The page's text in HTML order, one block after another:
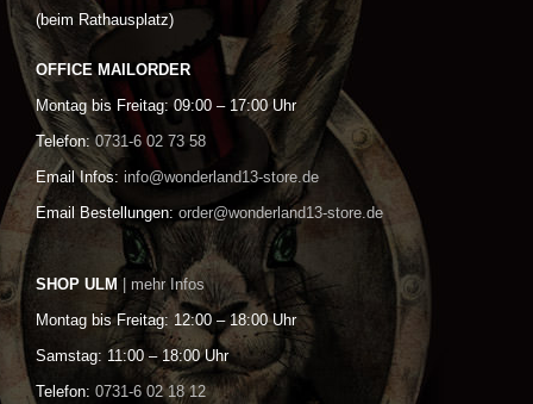
(beim Rathausplatz)
OFFICE MAILORDER
Montag bis Freitag: 09:00 – 17:00 Uhr
Telefon: 0731-6 02 73 58
Email Infos: info@wonderland13-store.de
Email Bestellungen: order@wonderland13-store.de
SHOP ULM | mehr Infos
Montag bis Freitag: 12:00 – 18:00 Uhr
Samstag: 11:00 – 18:00 Uhr
Telefon: 0731-6 02 18 12